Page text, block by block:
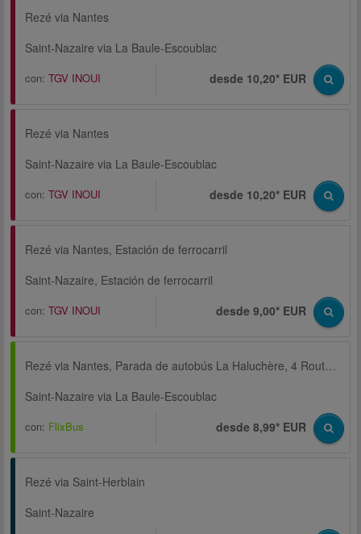
Rezé via Nantes
Saint-Nazaire via La Baule-Escoublac
con: TGV INOUI desde 10,20* EUR
Rezé via Nantes
Saint-Nazaire via La Baule-Escoublac
con: TGV INOUI desde 10,20* EUR
Rezé via Nantes, Estación de ferrocarril
Saint-Nazaire, Estación de ferrocarril
con: TGV INOUI desde 9,00* EUR
Rezé via Nantes, Parada de autobús La Haluchère, 4 Route de Paris
Saint-Nazaire via La Baule-Escoublac
con: FlixBus desde 8,99* EUR
Rezé via Saint-Herblain
Saint-Nazaire